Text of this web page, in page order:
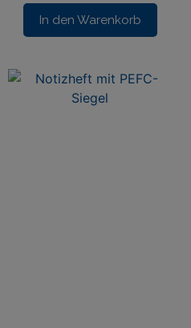
In den Warenkorb